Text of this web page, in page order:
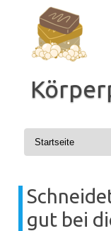
Inhalt
springen
gut bei